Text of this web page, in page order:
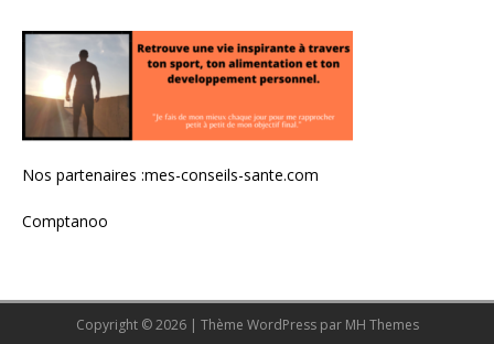
Nos partenaires :mes-conseils-sante.com
Comptanoo
Copyright © 2026 | Thème WordPress par MH Themes